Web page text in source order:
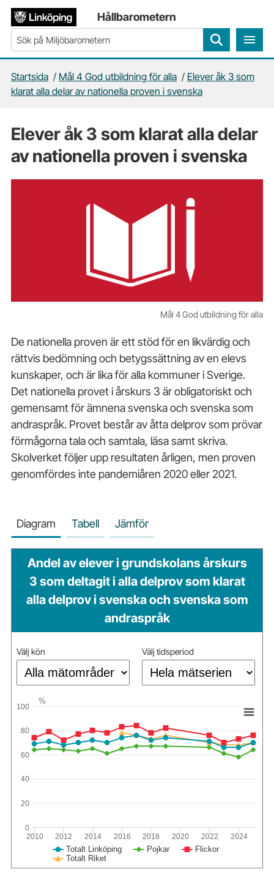
Gå direkt till sidans innehåll
Hållbarometern
Sök
Startsida / Mål 4 God utbildning för alla / Elever åk 3 som
klarat alla delar av nationella proven i svenska
Elever åk 3 som klarat alla delar
av nationella proven i svenska
Mål 4 God utbildning för alla
De nationella proven är ett stöd för en likvärdig och
rättvis bedömning och betygssättning av en elevs
kunskaper, och är lika för alla kommuner i Sverige.
Det nationella provet i årskurs 3 är obligatoriskt och
gemensamt för ämnena svenska och svenska som
andraspråk. Provet består av åtta delprov som prövar
förmågorna tala och samtala, läsa samt skriva.
Skolverket följer upp resultaten årligen, men proven
genomfördes inte pandemiåren 2020 eller 2021.
Diagram Tabell Jämför
Andel av elever i grundskolans årskurs
3 som deltagit i alla delprov som klarat
alla delprov i svenska och svenska som
andraspråk
Välj kön Välj tidsperiod
%
Totalt Linköping Pojkar
Flickor
Totalt Riket
2010 2020
2012 2014 2016 2018 2022 2024
0
20
40
60
80
100